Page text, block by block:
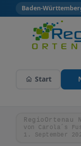
Baden-
Start
RegioOrtenau
von Carola´s
1. September